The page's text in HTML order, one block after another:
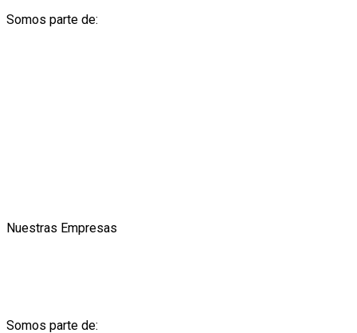
Somos parte de:
Nuestras Empresas
Somos parte de: